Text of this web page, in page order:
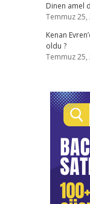
Dinen amel
Temmuz 25,
Kenan
oldu ?
Temmuz 25,